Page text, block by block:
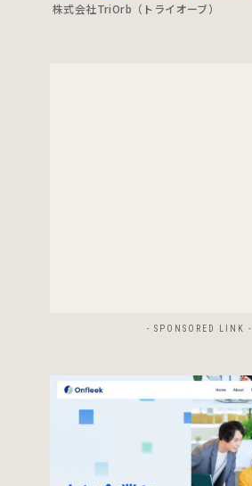
株式会社TriOrb（トライオーブ）
- SPONSORED LINK -